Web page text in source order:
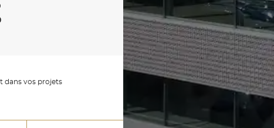
dans vos projets